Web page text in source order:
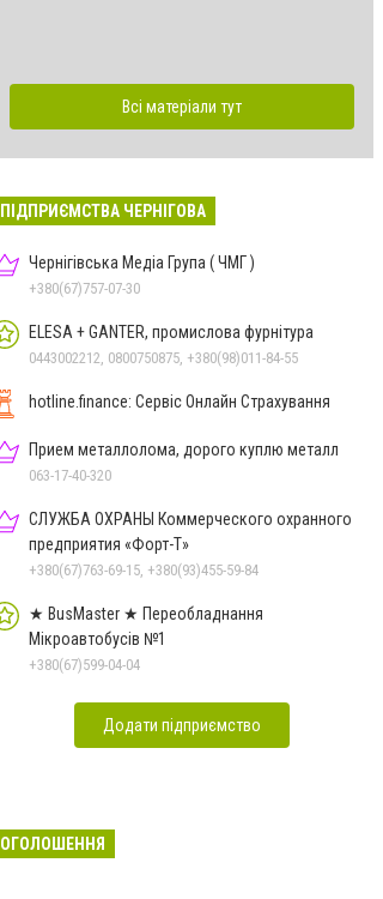
Всі матеріали тут
ПІДПРИЄМСТВА ЧЕРНІГОВА
Чернігівська Медіа Група ( ЧМГ )
+380(67)757-07-30
ELESA + GANTER, промислова фурнітура
0443002212, 0800750875, +380(98)011-84-55
hotline.finance: Сервіс Онлайн Страхування
Прием металлолома, дорого куплю металл
063-17-40-320
СЛУЖБА ОХРАНЫ Коммерческого охранного
предприятия «Форт-Т»
+380(67)763-69-15, +380(93)455-59-84
★ BusMaster ★ Переобладнання
Мікроавтобусів №1
+380(67)599-04-04
Додати підприємство
ОГОЛОШЕННЯ